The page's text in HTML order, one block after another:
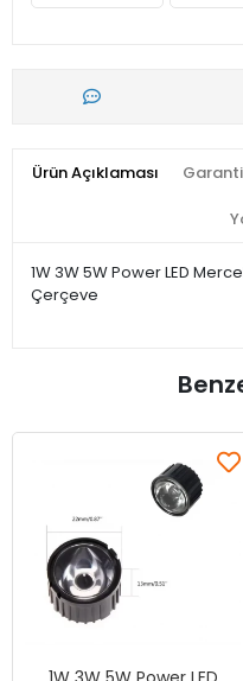
Ürün Açıklaması
1W 3W 5W Power LED
Çerçeve